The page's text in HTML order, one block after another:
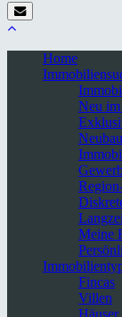
Home
Neu
Meine
Fincas
Villen